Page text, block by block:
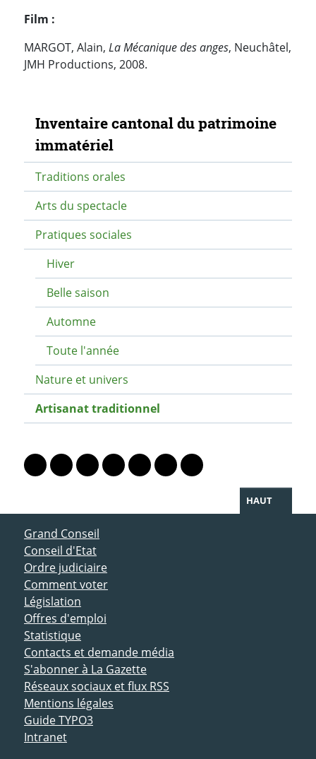
Film :
MARGOT, Alain, La Mécanique des anges, Neuchâtel,
JMH Productions, 2008.
Navigation secondaire
Inventaire cantonal du patrimoine
immatériel
Traditions orales
Arts du spectacle
Pratiques sociales
Hiver
Belle saison
Automne
Toute l'année
Nature et univers
Artisanat traditionnel
Lien vers le profil Mastodon
Lien vers le profil Bluesky
Lien vers le profil Instagram
Lien vers le profil Linkedin
Lien vers le profil Facebook
Lien vers le profil Twitter
Partager par WhatsApp
HAUT
ACCÈS DIRECT
Grand Conseil
Conseil d'Etat
Ordre judiciaire
Comment voter
Législation
Offres d'emploi
Statistique
Contacts et demande média
S'abonner à La Gazette
Réseaux sociaux et flux RSS
Mentions légales
Guide TYPO3
Intranet